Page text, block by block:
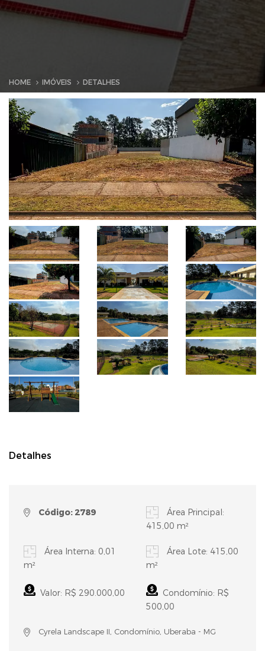
HOME IMÓVEIS DETALHES
Detalhes
Código: 2789
Área Principal:
415,00 m²
Área Interna: 0,01
m²
Área Lote: 415,00
m²
Valor: R$ 290.000,00
Condomínio: R$
500,00
Cyrela Landscape II, Condomínio, Uberaba - MG